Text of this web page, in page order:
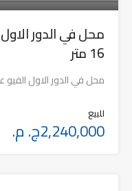
محل في الدور الاول
16 متر
محل في الدور الاول الفيو
للبيع
2,240,000ج. م.